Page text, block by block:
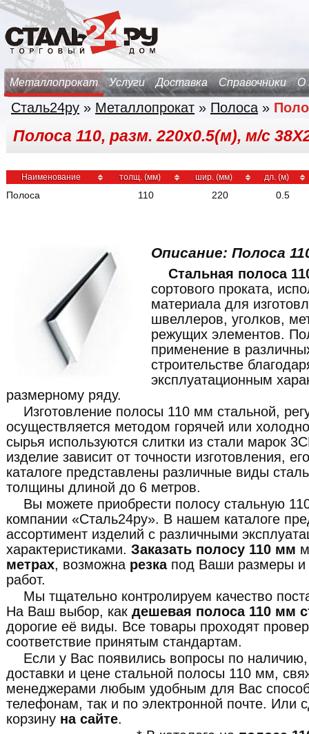
Металлопрокат Услуги Доставка Справочники О
Сталь24ру » Металлопрокат » Полоса »
Полоса 110, разм. 220х0.5(м), м/с
Наименование толщ. (мм) шир. (мм) дл. (м)
Полоса 110 220 0.5
Описание: Полоса
Стальная полоса
сортового проката,
материала для
швеллеров, уголков,
режущих элементов.
применение в
строительстве
эксплуатационным
размерному ряду.
Изготовление полосы 110 мм стальной,
осуществляется методом горячей или
сырья используются слитки из стали марок
изделие зависит от точности изготовления,
каталоге представлены различные виды
толщины длиной до 6 метров.
Вы можете приобрести полосу стальную
компании «Сталь24ру». В нашем каталоге
ассортимент изделий с различными
характеристиками. Заказать полосу 110 мм
метрах, возможна резкапод Ваши размеры и
работ.
Мы тщательно контролируем качество
На Ваш выбор, как дешевая полоса 110 мм
дорогие её виды. Все товары проходят
соответствие принятым стандартам.
Если у Вас появились вопросы по
доставки и цене стальной полосы 110 мм,
менеджерами любым удобным для Вас
телефонам, так и по электронной почте. Или
корзину на сайте.